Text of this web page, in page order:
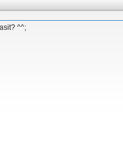
^^;